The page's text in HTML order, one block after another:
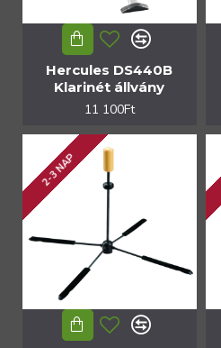
Hercules DS440B
Klarinét állvány
11 100Ft
2-3 NAP